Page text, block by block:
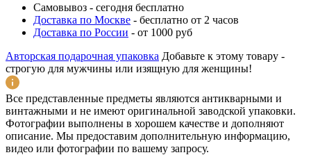
Самовывоз - сегодня бесплатно
Доставка по Москве - бесплатно от 2 часов
Доставка по России - от 1000 руб
Авторская подарочная упаковка Добавьте к этому товару -
строгую для мужчины или изящную для женщины!
Все представленные предметы являются антикварными и
винтажными и не имеют оригинальной заводской упаковки.
Фотографии выполнены в хорошем качестве и дополняют
описание. Мы предоставим дополнительную информацию,
видео или фотографии по вашему запросу.